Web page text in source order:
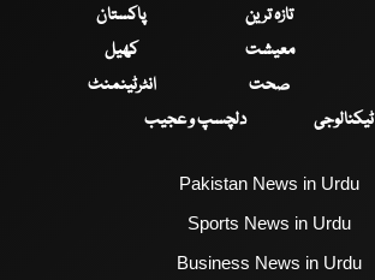
تازہ ترین
پاکستان
معیشت
کھیل
صحت
انٹرٹینمنٹ
ٹیکنالوجی
دلچسپ و عجیب
Pakistan News in Urdu
Sports News in Urdu
Business News in Urdu